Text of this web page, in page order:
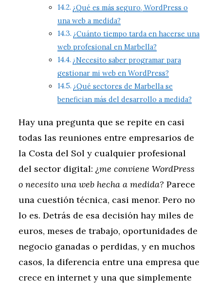
¿Qué es más seguro, WordPress o
una web a medida?
¿Cuánto tiempo tarda en hacerse una
web profesional en Marbella?
¿Necesito saber programar para
gestionar mi web en WordPress?
¿Qué sectores de Marbella se
benefician más del desarrollo a medida?
Hay una pregunta que se repite en casi
todas las reuniones entre empresarios de
la Costa del Sol y cualquier profesional
del sector digital: ¿me conviene WordPress
o necesito una web hecha a medida? Parece
una cuestión técnica, casi menor. Pero no
lo es. Detrás de esa decisión hay miles de
euros, meses de trabajo, oportunidades de
negocio ganadas o perdidas, y en muchos
casos, la diferencia entre una empresa que
crece en internet y una que simplemente